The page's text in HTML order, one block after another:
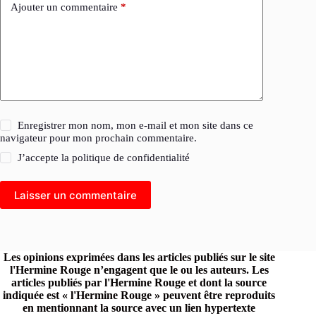
Ajouter un commentaire *
Enregistrer mon nom, mon e-mail et mon site dans ce
navigateur pour mon prochain commentaire.
J’accepte lapolitique de confidentialité
Laisser un commentaire
Les opinions exprimées dans les articles publiés sur le site
l'Hermine Rouge n’engagent que le ou les auteurs. Les
articles publiés par l'Hermine Rouge et dont la source
indiquée est « l'Hermine Rouge » peuvent être reproduits
en mentionnant la source avec un lien hypertexte